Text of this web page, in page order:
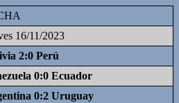
16/11/2023
2:0 Perú
0:0 Ecuador
0:2 Uruguay